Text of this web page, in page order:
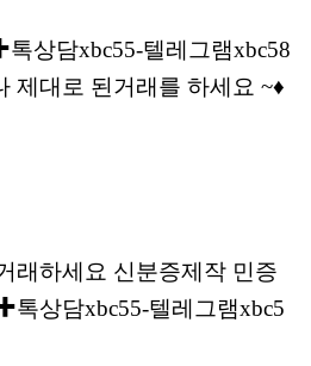
상담xbc55-텔레그램xbc58
제대로 된거래를 하세요 ~♦
래하세요 신분증제작 민증
상담xbc55-텔레그램xbc5